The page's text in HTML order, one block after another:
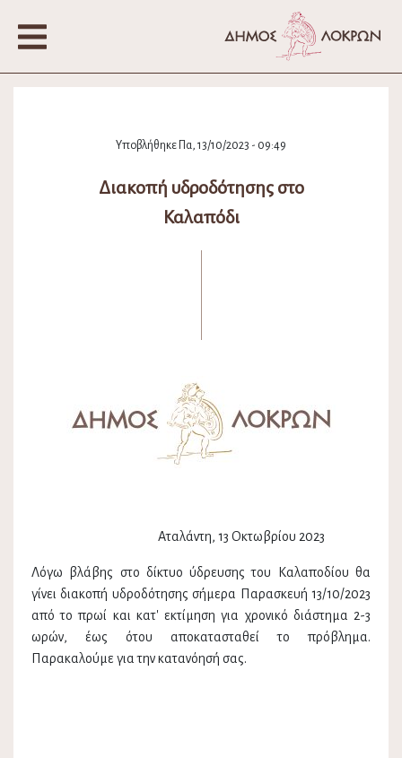
Υποβλήθηκε Πα, 13/10/2023 - 09:49
Διακοπή υδροδότησης στο
Καλαπόδι
Αταλάντη, 13 Οκτωβρίου 2023
Λόγω βλάβης στο δίκτυο ύδρευσης του Καλαποδίου θα
γίνει διακοπή υδροδότησης σήμερα Παρασκευή 13/10/2023
από το πρωί και κατ' εκτίμηση για χρονικό διάστημα 2-3
ωρών, έως ότου αποκατασταθεί το πρόβλημα.
Παρακαλούμε για την κατανόησή σας.